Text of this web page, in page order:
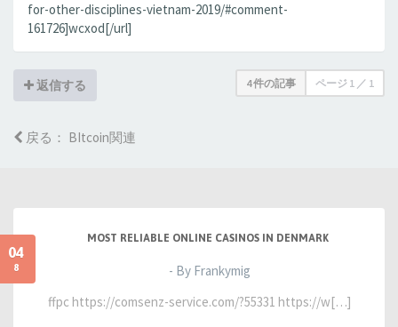
for-other-disciplines-vietnam-2019/#comment-
161726]wcxod[/url]
返信する 4 件の記事 ページ 1 ／ 1
戻る： BItcoin関連
04
8
MOST RELIABLE ONLINE CASINOS IN DENMARK
- By Frankymig
ffpc https://comsenz-service.com/?55331 https://w[…]